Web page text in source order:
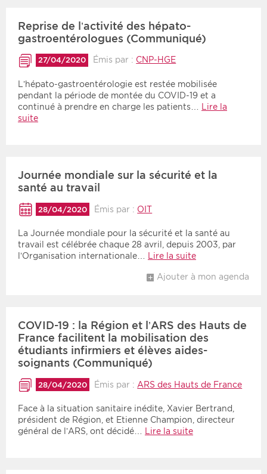
Reprise de l’activité des hépato-
gastroentérologues (Communiqué)
27/04/2020 Émis par : CNP-HGE
L’hépato-gastroentérologie est restée mobilisée
pendant la période de montée du COVID-19 et a
continué à prendre en charge les patients…
Lire la
suite
Journée mondiale sur la sécurité et la
santé au travail
28/04/2020 Émis par : OIT
La Journée mondiale pour la sécurité et la santé au
travail est célébrée chaque 28 avril, depuis 2003, par
l’Organisation internationale…
Lire la suite
Ajouter à mon agenda
COVID-19 : la Région et l’ARS des Hauts de
France facilitent la mobilisation des
étudiants infirmiers et élèves aides-
soignants (Communiqué)
28/04/2020 Émis par : ARS des Hauts de France
Face à la situation sanitaire inédite, Xavier Bertrand,
président de Région, et Etienne Champion, directeur
général de l’ARS, ont décidé… Lire la suite